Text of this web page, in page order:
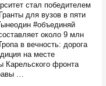
стал победителем
для вузов в пяти
#объединяй
около 9 млн
в вечность: дорога
на месте
Карельского фронта
…